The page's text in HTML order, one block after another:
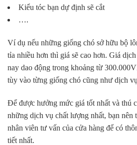
Kiểu tóc bạn dự định sẽ cắt
….
Ví dụ nếu những giống chó sở hữu bộ
tỉa nhiều hơn thì giá sẽ cao hơn. Giá
nay dao động trong khoảng từ
tùy vào từng giống chó cũng như dịch
Để được hưởng mức giá tốt nhất và thú
những dịch vụ chất lượng nhất, bạn nên
nhân viên tư vấn của cửa hàng để có
tiết nhất.